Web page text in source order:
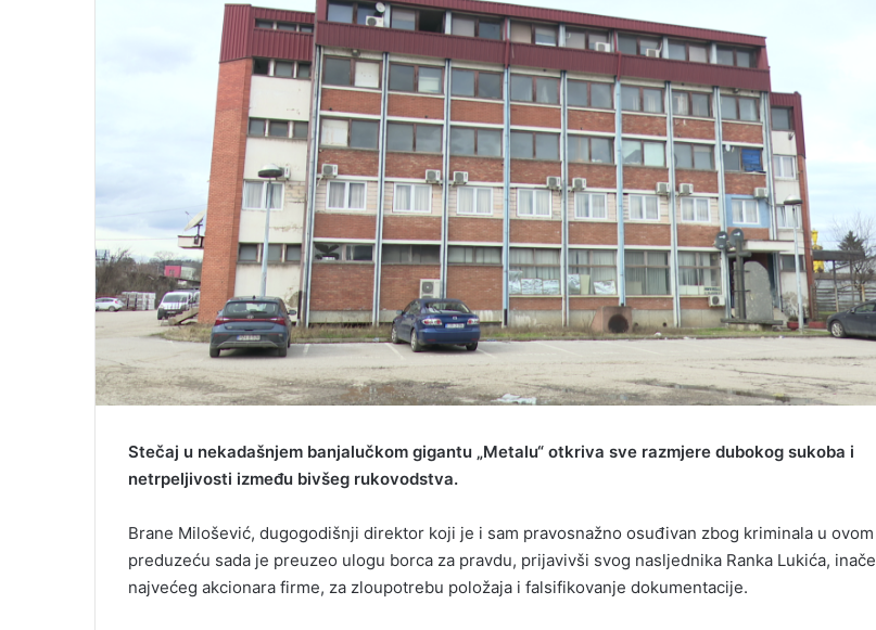
m
a
i
Stečaj u nekadašnjem banjalučkom gigantu „Metalu“ otkriva sve razmjere dubokog sukoba i
netrpeljivosti između bivšeg rukovodstva.
Brane Milošević, dugogodišnji direktor koji je i sam pravosnažno osuđivan zbog kriminala u ovom
preduzeću sada je preuzeo ulogu borca za pravdu, prijavivši svog nasljednika Ranka Lukića, inače
najvećeg akcionara firme, za zloupotrebu položaja i falsifikovanje dokumentacije.